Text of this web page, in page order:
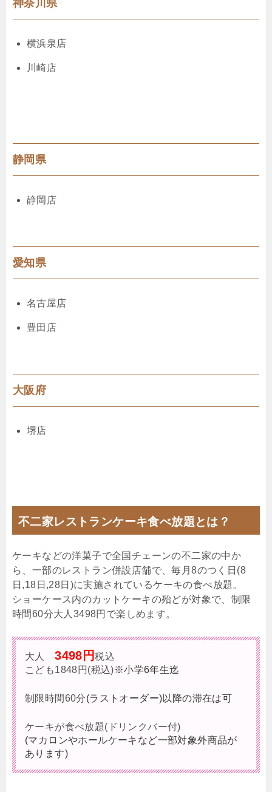
神奈川県
横浜泉店
川崎店
静岡県
静岡店
愛知県
名古屋店
豊田店
大阪府
堺店
不二家レストランケーキ食べ放題とは？
ケーキなどの洋菓子で全国チェーンの不二家の中か
ら、一部のレストラン併設店舗で、毎月8のつく日(8
日,18日,28日)に実施されているケーキの食べ放題。
ショーケース内のカットケーキの殆どが対象で、制限
時間60分大人3498円で楽しめます。
大人3498円税込
こども1848円(税込)※小学6年生迄
制限時間60分(ラストオーダー)以降の滞在は可
ケーキが食べ放題(ドリンクバー付)
(マカロンやホールケーキなど一部対象外商品が
あります)